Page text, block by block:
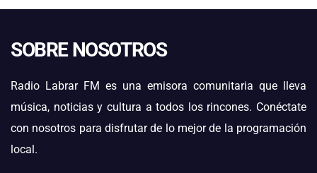
SOBRE NOSOTROS
Radio Labrar FM es una emisora comunitaria que lleva
música, noticias y cultura a todos los rincones. Conéctate
con nosotros para disfrutar de lo mejor de la programación
local.